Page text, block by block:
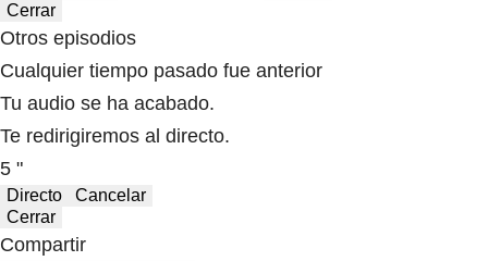
Cerrar
Otros episodios
Cualquier tiempo pasado fue anterior
Tu audio se ha acabado.
Te redirigiremos al directo.
5 "
Directo
Cancelar
Cerrar
Compartir